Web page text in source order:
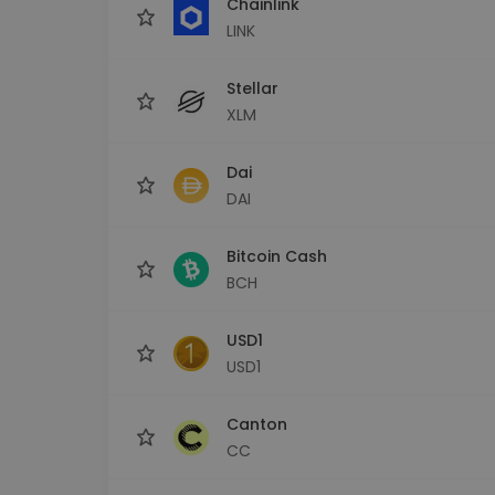
LINK
Stellar
XLM
Dai
DAI
Bitcoin Cash
BCH
USD1
USD1
Canton
CC